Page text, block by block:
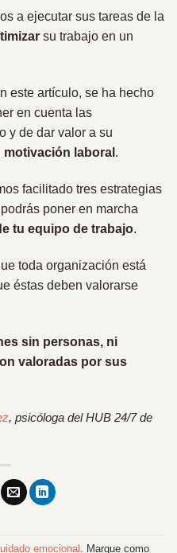
a ejecutar sus tareas de la
su trabajo en un
este artículo, se ha hecho
en cuenta las
y de dar valor a su
motivación laboral .
facilitado tres estrategias
poner en marcha
tu equipo de trabajo.
toda organización está
éstas deben valorarse
sin personas, ni
valoradas por sus
, psicóloga del HUB 24/7 de
emocional . Marque como